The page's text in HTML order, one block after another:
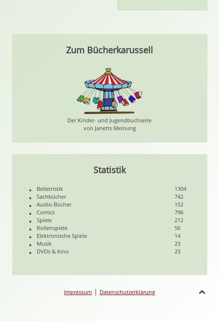
Zum Bücherkarussell
Der Kinder- und Jugendbuchseite
von Janetts Meinung
Statistik
Belletristik
1304
Sachbücher
742
Audio-Bücher
152
Comics
796
Spiele
212
Rollenspiele
56
Elektronische Spiele
14
Musik
23
DVDs & Kino
23
Impressum | Datenschutzerklärung